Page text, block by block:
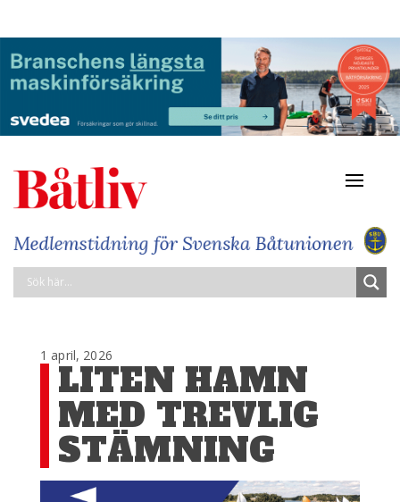
1 april, 2026
LITEN HAMN
MED TREVLIG
STÄMNING